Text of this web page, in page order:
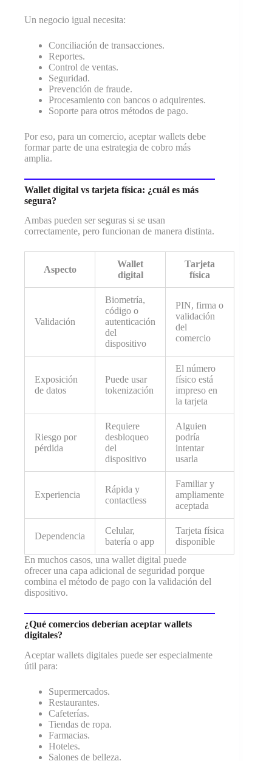
Un negocio igual necesita:
Conciliación de transacciones.
Reportes.
Control de ventas.
Seguridad.
Prevención de fraude.
Procesamiento con bancos o adquirentes.
Soporte para otros métodos de pago.
Por eso, para un comercio, aceptar wallets debe
formar parte de una estrategia de cobro más
amplia.
Wallet digital vs tarjeta física: ¿cuál es más
segura?
Ambas pueden ser seguras si se usan
correctamente, pero funcionan de manera distinta.
Aspecto
Wallet
digital
Tarjeta
física
Validación
Biometría,
código o
autenticación
del
dispositivo
PIN, firma o
validación
del
comercio
Exposición
de datos
Puede usar
tokenización
El número
físico está
impreso en
la tarjeta
Riesgo por
pérdida
Requiere
desbloqueo
del
dispositivo
Alguien
podría
intentar
usarla
Experiencia
Rápida y
contactless
Familiar y
ampliamente
aceptada
Dependencia
Celular,
batería o app
Tarjeta física
disponible
En muchos casos, una wallet digital puede
ofrecer una capa adicional de seguridad porque
combina el método de pago con la validación del
dispositivo.
¿Qué comercios deberían aceptar wallets
digitales?
Aceptar wallets digitales puede ser especialmente
útil para:
Supermercados.
Restaurantes.
Cafeterías.
Tiendas de ropa.
Farmacias.
Hoteles.
Salones de belleza.